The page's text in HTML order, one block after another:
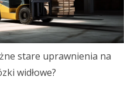
stare uprawnienia na
widłowe?